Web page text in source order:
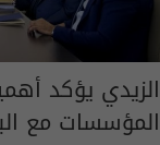
الزيدي يؤكد
المؤسسات مع